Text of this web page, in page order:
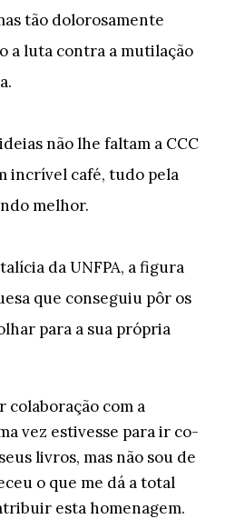
tão dolorosamente
a luta contra a mutilação
não lhe faltam a CCC
incrível café, tudo pela
melhor.
da UNFPA, a figura
que conseguiu pôr os
para a sua própria
colaboração com a
vez estivesse para ir co-
livros, mas não sou de
o que me dá a total
esta homenagem.